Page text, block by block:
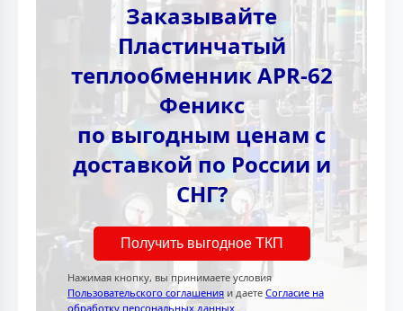
Заказывайте
Пластинчатый
теплообменник APR-62
Феникс
по выгодным ценам с
доставкой по России и
СНГ?
Получить выгодное ТКП
Нажимая кнопку, вы принимаете условия
Пользовательского соглашения и даете Согласие на
обработку персональных данных